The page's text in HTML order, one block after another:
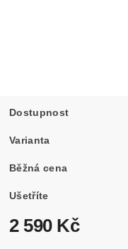
Dostupnost
Varianta
Běžná cena
Ušetříte
2 590 Kč